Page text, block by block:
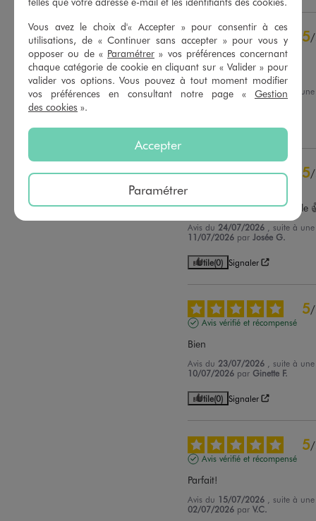
5 étoiles
24
4étoiles
4
3étoiles
4
2étoiles
0
1étoile 0
Trier les avis
5/
Avis vérifié et récompensé
Très confortable
Avis du26/07/2026 , suite à
13/07/2026
par M.S.
Utile(0) Signaler
5/
Taille bien. Matière agréable
Avis du 24/07/2026
, suite à
11/07/2026 parJosée G.
Utile(0) Signaler
5/
Avis vérifié et récompensé
Bien
Avis du 23/07/2026
, suite à
10/07/2026 par Ginette F.
Utile(0) Signaler
5/
Avis vérifié et récompensé
Parfait!
Avis du 15/07/2026
, suite à
02/07/2026 parV.C.
Vous avez le choix d'« Accepter » pour consentir à ces
utilisations, de « Continuer sans accepter » pour vous y
opposer ou de « Paramétrer » vos préférences concernant
chaque catégorie de cookie en cliquant sur « Valider » pour
valider vos options. Vous pouvez à tout moment modifier
vos préférences en consultant notre page « Gestion
des cookies ».
Accepter
Paramétrer